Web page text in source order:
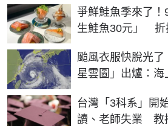
爭鮮鮭魚季來了
生鮭魚30元」 折
颱風衣服快脫光
星雲圖」出爐：海
台灣「3科系」開
讀、老師失業 教